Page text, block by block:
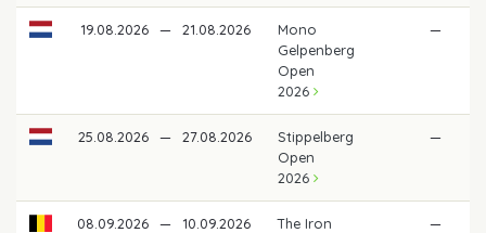
19.08.2026 — 21.08.2026
Mono
Gelpenberg
Open
2026
—
25.08.2026 — 27.08.2026
Stippelberg
Open
2026
—
08.09.2026 — 10.09.2026
The Iron
—